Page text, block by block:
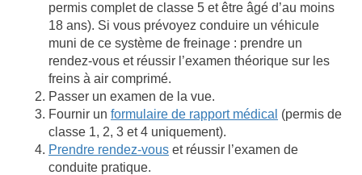
permis complet de classe 5 et être âgé d’au moins
18 ans). Si vous prévoyez conduire un véhicule
muni de ce système de freinage : prendre un
rendez-vous et réussir l’examen théorique sur les
freins à air comprimé.
Passer un examen de la vue.
Fournir un formulaire de rapport médical (permis de
classe 1, 2, 3 et 4 uniquement).
Prendre rendez-vous et réussir l’examen de
conduite pratique.